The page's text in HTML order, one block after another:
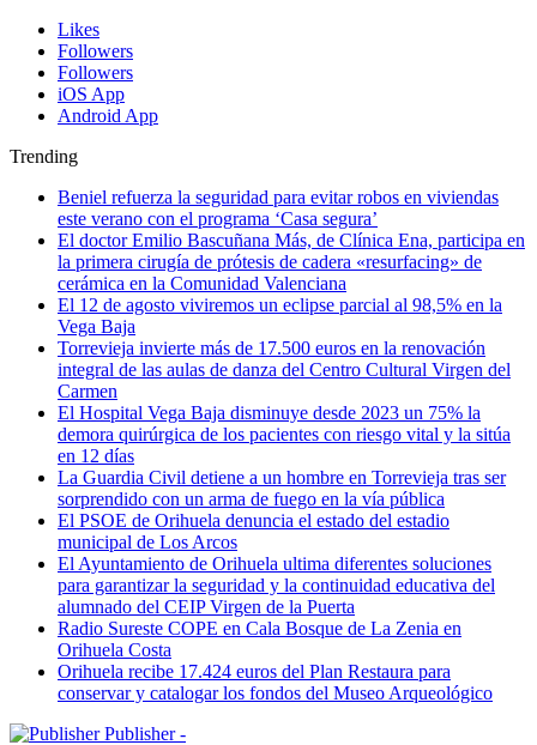
Likes
Followers
Followers
iOS App
Android App
Trending
Beniel refuerza la seguridad para evitar robos en viviendas
este verano con el programa ‘Casa segura’
El doctor Emilio Bascuñana Más, de Clínica Ena, participa en
la primera cirugía de prótesis de cadera «resurfacing» de
cerámica en la Comunidad Valenciana
El 12 de agosto viviremos un eclipse parcial al 98,5% en la
Vega Baja
Torrevieja invierte más de 17.500 euros en la renovación
integral de las aulas de danza del Centro Cultural Virgen del
Carmen
El Hospital Vega Baja disminuye desde 2023 un 75% la
demora quirúrgica de los pacientes con riesgo vital y la sitúa
en 12 días
La Guardia Civil detiene a un hombre en Torrevieja tras ser
sorprendido con un arma de fuego en la vía pública
El PSOE de Orihuela denuncia el estado del estadio
municipal de Los Arcos
El Ayuntamiento de Orihuela ultima diferentes soluciones
para garantizar la seguridad y la continuidad educativa del
alumnado del CEIP Virgen de la Puerta
Radio Sureste COPE en Cala Bosque de La Zenia en
Orihuela Costa
Orihuela recibe 17.424 euros del Plan Restaura para
conservar y catalogar los fondos del Museo Arqueológico
Publisher -